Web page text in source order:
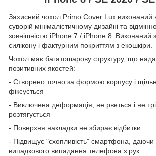
Захисний чохол Primo Cover Lux виконаний
суворій мінімалістичному дизайні та
зовнішністю iPhone 7 / iPhone 8. Виконаний
силікону і фактурним покриттям з екошкіри.
Чохол має багатошарову структуру, що
позитивних якостей:
- Створено точно за формою корпусу і
фіксується
- Виключена деформація, не рветься і не
розтягується
- Поверхня накладки не збирає відбитки
- Підвищує "схопливість" смартфона, даючи
випадкового випадання телефона з рук